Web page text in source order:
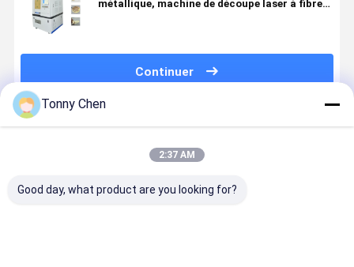
métallique, machine de découpe laser à fibres
Continuer
Produits Recommandés
Tonny Chen
2:37 AM
Good day, what product are you looking for?